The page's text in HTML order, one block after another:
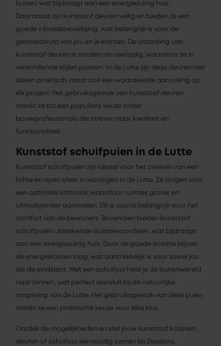
buiten, wat bijdraagt aan een energiezuinig huis.
Daarnaast zijn kunststof deuren veilig en bieden ze een
goede inbraakbeveiliging, wat belangrijk is voor de
gemoedsrust van jou en je klanten. De uitstraling van
kunststof deuren is modern en veelzijdig, waardoor ze in
verschillende stijlen passen. In de Lutte zijn deze deuren niet
alleen praktisch, maar ook een waardevolle aanvulling op
elk project. Het gebruiksgemak van kunststof deuren
maakt ze tot een populaire keuze onder
bouwprofessionals die streven naar kwaliteit en
functionaliteit.
Kunststof schuifpuien in de Lutte
Kunststof schuifpuien zijn ideaal voor het creëren van een
lichte en open sfeer in woningen in de Lutte. Ze zorgen voor
een optimale lichtinval, waardoor ruimtes groter en
uitnodigender aanvoelen. Dit is vooral belangrijk voor het
comfort van de bewoners. Bovendien bieden kunststof
schuifpuien uitstekende isolatievoordelen, wat bijdraagt
aan een energiezuinig huis. Door de goede isolatie blijven
de energiekosten laag, wat aantrekkelijk is voor zowel jou
als de eindklant. Met een schuifpui haal je de buitenwereld
naar binnen, wat perfect aansluit bij de natuurlijke
omgeving van de Lutte. Het gebruiksgemak van deze puien
maakt ze een praktische keuze voor elke klus.
Ontdek de mogelijkheden en stel jouw kunststof kozijnen,
deuren of schuifpui eenvoudig samen bij Skodora.